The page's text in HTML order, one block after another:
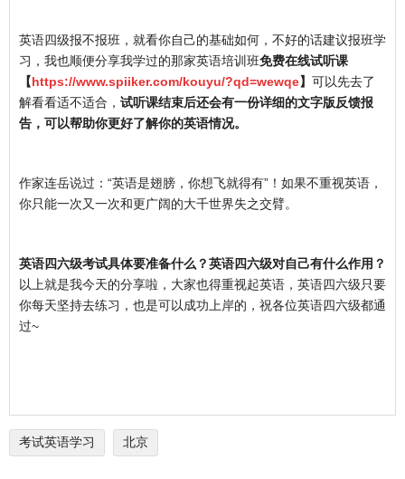
英语四级报不报班，就看你自己的基础如何，不好的话建议报班学
习，我也顺便分享我学过的那家英语培训班免费在线试听课
【https://www.spiiker.com/kouyu/?qd=wewqe】 可以先去了
解看看适不适合， 试听课结束后还会有一份详细的文字版反馈报
告，可以帮助你更好了解你的英语情况。
作家连岳说过：“英语是翅膀，你想飞就得有”！如果不重视英语，
你只能一次又一次和更广阔的大千世界失之交臂。
英语四六级考试具体要准备什么？英语四六级对自己有什么作用？
以上就是我今天的分享啦，大家也得重视起英语，英语四六级只要
你每天坚持去练习，也是可以成功上岸的，祝各位英语四六级都通
过~
考试英语学习 北京